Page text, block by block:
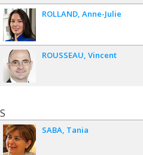
ROLLAND Anne-Julie
ROUSSEAU Vincent
S
SABA Tania